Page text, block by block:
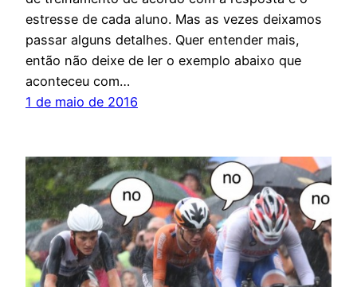
estresse de cada aluno. Mas as vezes deixamos
passar alguns detalhes. Quer entender mais,
então não deixe de ler o exemplo abaixo que
aconteceu com…
1 de maio de 2016